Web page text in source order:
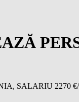
SALARIU 2270